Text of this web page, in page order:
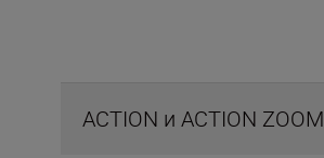
ACTION и ACTION ZOOM